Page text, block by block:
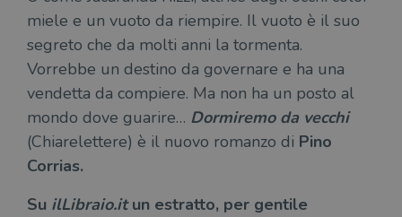
miele e un vuoto da riempire. Il vuoto è il suo
segreto che da molti anni la tormenta.
Vorrebbe un destino da governare e ha una
vendetta da compiere. Ma non ha un posto al
mondo dove guarire… Dormiremo da vecchi
(Chiarelettere) è il nuovo romanzo di Pino
Corrias.
Su ilLibraio.itun estratto, per gentile